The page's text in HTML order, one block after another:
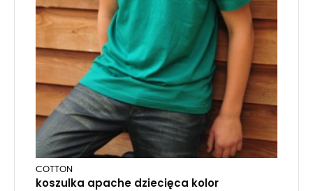
COTTON
koszulka apache dziecięca kolor